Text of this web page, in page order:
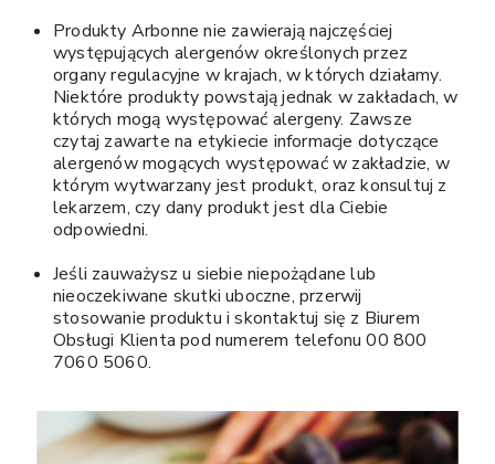
Produkty Arbonne nie zawierają najczęściej
występujących alergenów określonych przez
organy regulacyjne w krajach, w których działamy.
Niektóre produkty powstają jednak w zakładach, w
których mogą występować alergeny. Zawsze
czytaj zawarte na etykiecie informacje dotyczące
alergenów mogących występować w zakładzie, w
którym wytwarzany jest produkt, oraz konsultuj z
lekarzem, czy dany produkt jest dla Ciebie
odpowiedni.
Jeśli zauważysz u siebie niepożądane lub
nieoczekiwane skutki uboczne, przerwij
stosowanie produktu i skontaktuj się z Biurem
Obsługi Klienta pod numerem telefonu 00 800
7060 5060.